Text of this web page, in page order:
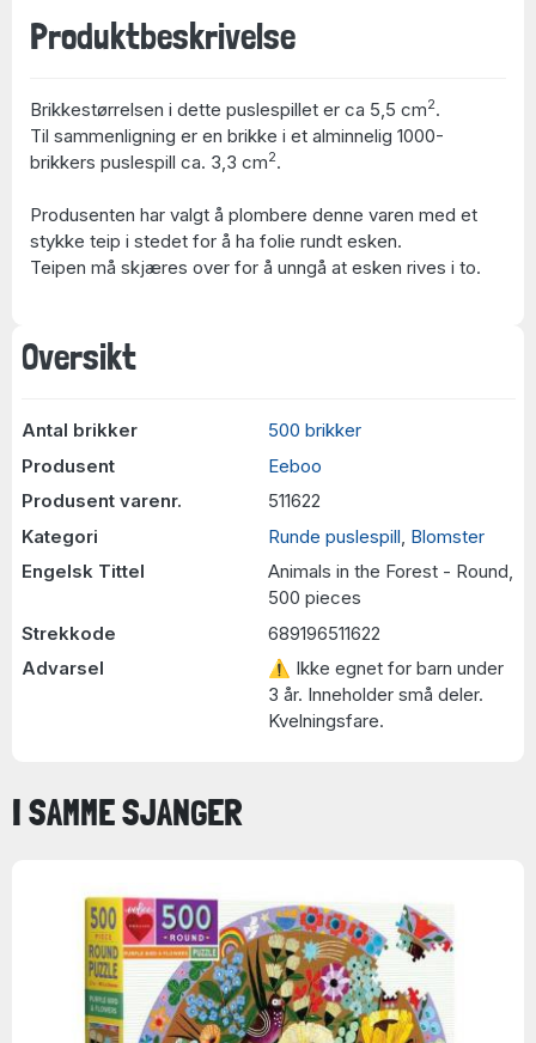
Oversikt
Antal brikker
500 brikker
Produsent
Eeboo
Produsent varenr.
511622
Kategori
Runde puslespill Blomster
Engelsk Tittel
Animals in the Forest - Round,
500 pieces
Strekkode
689196511622
Advarsel
⚠ Ikke egnet for barn under
3 år. Inneholder små deler.
Kvelningsfare.
Produktbeskrivelse
Brikkestørrelsen i dette puslespillet er ca 5,5 cm2.
Til sammenligning er en brikke i et alminnelig 1000-
brikkers puslespill ca. 3,3 cm2.
Produsenten har valgt å plombere denne varen med et
stykke teip i stedet for å ha folie rundt esken.
Teipen må skjæres over for å unngå at esken rives i to.
I SAMME SJANGER